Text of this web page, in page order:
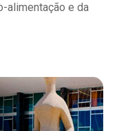
alimentação e da